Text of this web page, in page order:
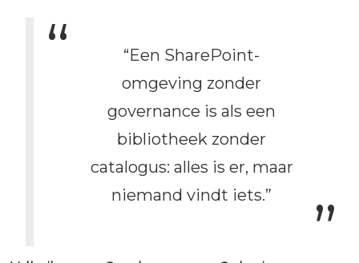
“Een SharePoint-
omgeving zonder
governance is als een
bibliotheek zonder
catalogus: alles is er, maar
niemand vindt iets.”